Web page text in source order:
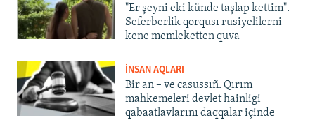
"Er şeyni eki künde taşlap kettim".
Seferberlik qorqusı rusiyelilerni
kene memleketten quva
İNSAN AQLARI
Bir an – ve casussıñ. Qırım
mahkemeleri devlet hainligi
qabaatlavlarını daqqalar içinde